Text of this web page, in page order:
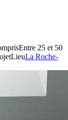
Entre 25 et 50
LieuLa Roche-